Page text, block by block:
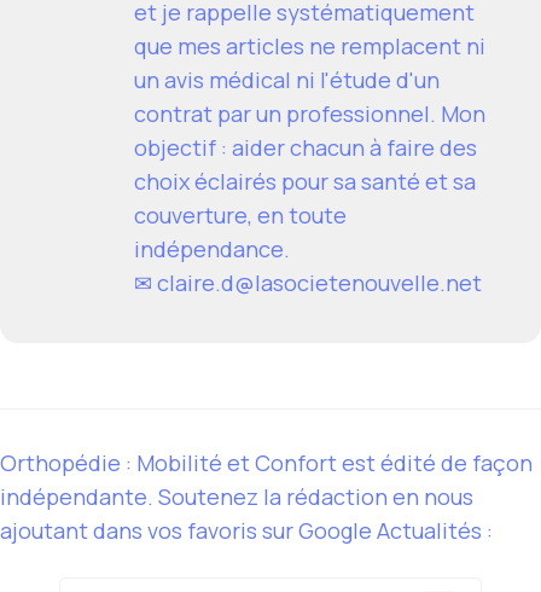
et je rappelle systématiquement
que mes articles ne remplacent ni
un avis médical ni l'étude d'un
contrat par un professionnel. Mon
objectif : aider chacun à faire des
choix éclairés pour sa santé et sa
couverture, en toute
indépendance.
✉ claire.d@lasocietenouvelle.net
Orthopédie : Mobilité et Confort est édité de façon
indépendante. Soutenez la rédaction en nous
ajoutant dans vos favoris sur Google Actualités :